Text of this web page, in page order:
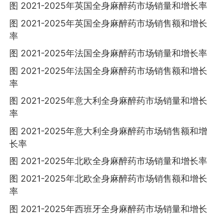
图 2021-2025年英国全身麻醉药市场销量和增长率
图 2021-2025年英国全身麻醉药市场销售额和增长
率
图 2021-2025年法国全身麻醉药市场销量和增长率
图 2021-2025年法国全身麻醉药市场销售额和增长
率
图 2021-2025年意大利全身麻醉药市场销量和增长
率
图 2021-2025年意大利全身麻醉药市场销售额和增
长率
图 2021-2025年北欧全身麻醉药市场销量和增长率
图 2021-2025年北欧全身麻醉药市场销售额和增长
率
图 2021-2025年西班牙全身麻醉药市场销量和增长